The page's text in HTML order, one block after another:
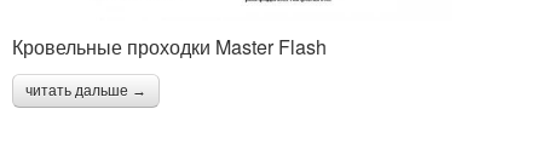
Кровельные проходки Master Flash
читать дальше →